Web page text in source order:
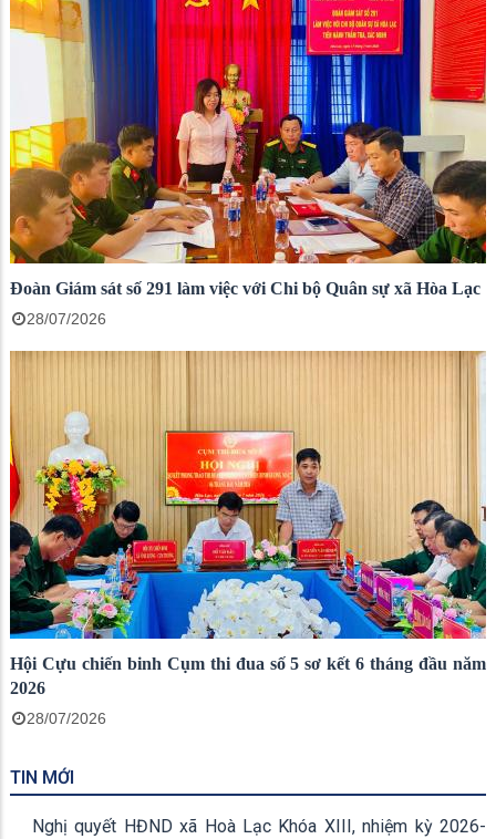
Đoàn Giám sát số 291 làm việc với Chi bộ Quân sự xã Hòa Lạc
28/07/2026
Hội Cựu chiến binh Cụm thi đua số 5 sơ kết 6 tháng đầu năm
2026
28/07/2026
TIN MỚI
Nghị quyết HĐND xã Hoà Lạc Khóa XIII, nhiệm kỳ 2026-